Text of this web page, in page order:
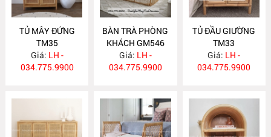
TỦ MÂY ĐỨNG
TM35
Giá: LH -
034.775.9900
BÀN TRÀ PHÒNG
KHÁCH GM546
Giá: LH -
034.775.9900
TỦ ĐẦU GIƯỜNG
TM33
Giá: LH -
034.775.9900